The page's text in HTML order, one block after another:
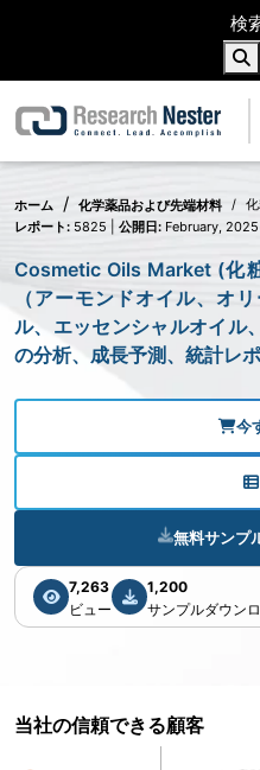
ホーム 化学薬品および先端材料
レポート: 5825 | 公開日: February, 2025
Cosmetic Oils Market (化
（アーモンドオイル、オ
ル、エッセンシャルオイル
の分析、成長予測、統計レ
今
無料サンプ
7,263
ビュー
1,200
サンプルダウン
当社の信頼できる顧客